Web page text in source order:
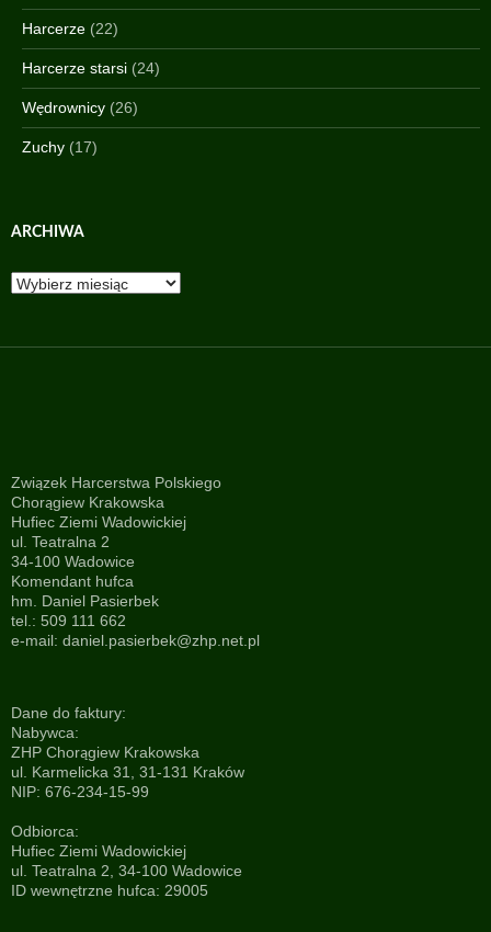
Harcerze (22)
Harcerze starsi (24)
Wędrownicy (26)
Zuchy (17)
ARCHIWA
Archiwa
Związek Harcerstwa Polskiego
Chorągiew Krakowska
Hufiec Ziemi Wadowickiej
ul. Teatralna 2
34-100 Wadowice
Komendant hufca
hm. Daniel Pasierbek
tel.: 509 111 662
e-mail: daniel.pasierbek@zhp.net.pl
Dane do faktury:
Nabywca:
ZHP Chorągiew Krakowska
ul. Karmelicka 31, 31-131 Kraków
NIP: 676-234-15-99
Odbiorca:
Hufiec Ziemi Wadowickiej
ul. Teatralna 2, 34-100 Wadowice
ID wewnętrzne hufca: 29005